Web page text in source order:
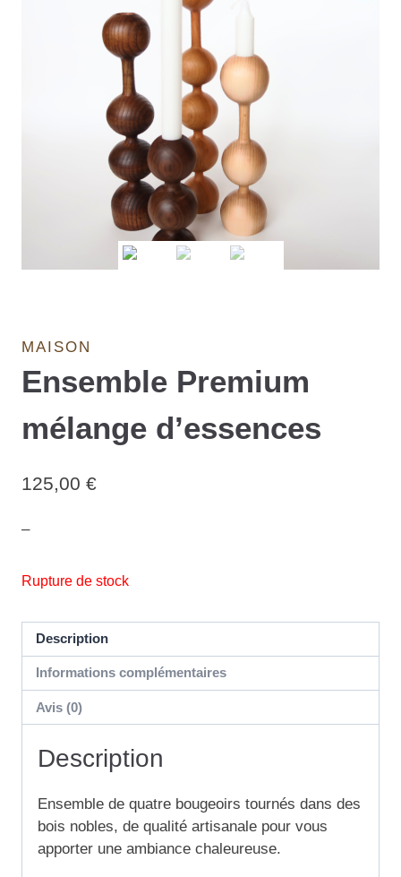
MAISON
Ensemble Premium
mélange d’essences
125,00 €
–
Rupture de stock
Description
Informations complémentaires
Avis (0)
Description
Ensemble de quatre bougeoirs tournés dans des
bois nobles, de qualité artisanale pour vous
apporter une ambiance chaleureuse.